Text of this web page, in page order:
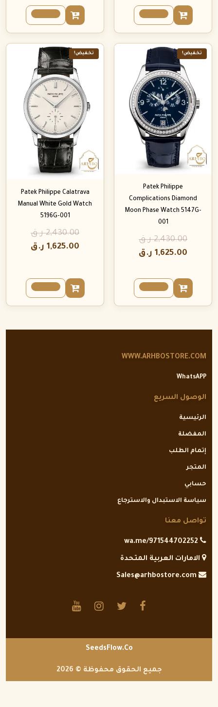
تخفيض!
Patek Philippe
Complications Diamond
Moon Phase Watch 5147G-
001
2,430.00 ر.ق
1,625.00 ر.ق
تخفيض!
Patek Philippe Calatrava
Manual White Gold Watch
5196G-001
2,430.00 ر.ق
1,625.00 ر.ق
WWW.ARHBOSTORE.COM
WhatsAPP
الوصول السريع
الرئيسية
المفضلة
إتمام الطلب
المتجر
حسابي
سياسة الاستبدال والاسترجاع
تواصل معنا
wa.me/971544702252
الامارات العربية المتحدة
Sales@arhbostore.com
SeedsFlow.Co
جميع الحقوق محفوظة © 2026